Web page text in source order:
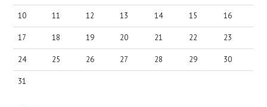
10 11 12 13 14 15 16
17 18 19 20 21 22 23
24 25 26 27 28 29 30
31